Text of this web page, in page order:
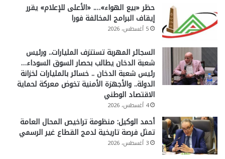
حظر «بيع الهواء»…. «الأعلى للإعلام» يقرر
إيقاف البرامج المخالفة فورا
5 أغسطس، 2026
السجائر المهربة تستنزف المليارات.. ورئيس
شعبة الدخان يطالب بحصار السوق السوداء…
رئيس شعبة الدخان .. خسائر بالمليارات لخزانة
الدولة.. والأجهزة الأمنية تخوض معركة لحماية
الاقتصاد الوطني
4 أغسطس، 2026
أحمد الوكيل: منظومة تراخيص المحال العامة
تمثل فرصة تاريخية لدمج القطاع غير الرسمي
3 أغسطس، 2026